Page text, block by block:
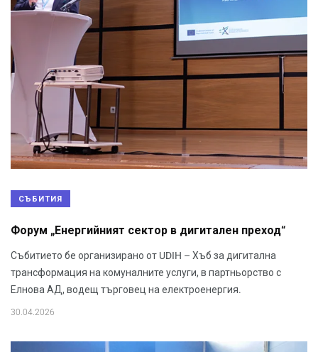
СЪБИТИЯ
Форум „Енергийният сектор в дигитален преход“
Събитието бе организирано от UDIH – Хъб за дигитална
трансформация на комуналните услуги, в партньорство с
Елнова АД, водещ търговец на електроенергия.
30.04.2026